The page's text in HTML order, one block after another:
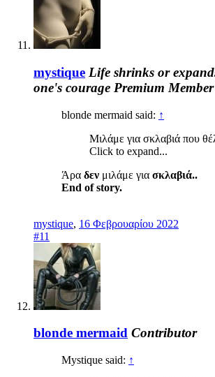
mystique Life shrinks or
one's courage Premium Member
blonde mermaid said: ↑
Μιλάμε για σκλαβιά που
Click to expand...
Άρα δεν μιλάμε για σκλαβιά..
End of story.
mystique, 16 Φεβρουαρίου 2022
#11
blonde mermaid Contributor
Mystique said: ↑